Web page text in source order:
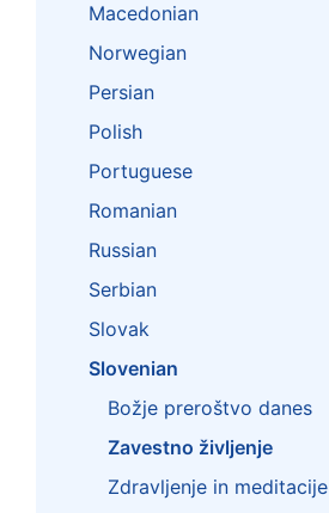
Macedonian
Norwegian
Persian
Polish
Portuguese
Romanian
Russian
Serbian
Slovak
Slovenian
Božje preroštvo danes
Zavestno življenje
Zdravljenje in meditacije